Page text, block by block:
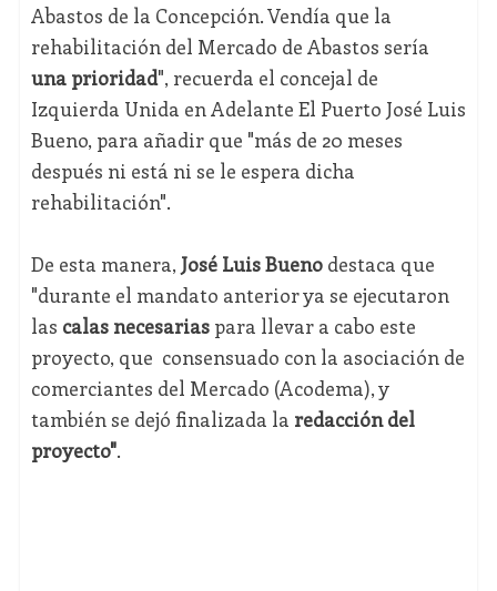
Abastos de la Concepción. Vendía que la
rehabilitación del Mercado de Abastos sería
una prioridad", recuerda el concejal de
Izquierda Unida en Adelante El Puerto José Luis
Bueno, para añadir que "más de 20 meses
después ni está ni se le espera dicha
rehabilitación".
De esta manera, José Luis Buenodestaca que
"durante el mandato anterior ya se ejecutaron
las calas necesariaspara llevar a cabo este
proyecto, que consensuado con la asociación de
comerciantes del Mercado (Acodema), y
también se dejó finalizada la redacción del
proyecto".